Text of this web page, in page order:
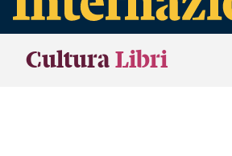
Cultura Libri